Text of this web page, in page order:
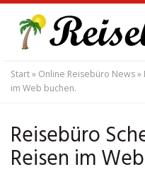
main
content
Start» Online Reisebüro News»
im Web buchen.
Reisebüro
Reisen im